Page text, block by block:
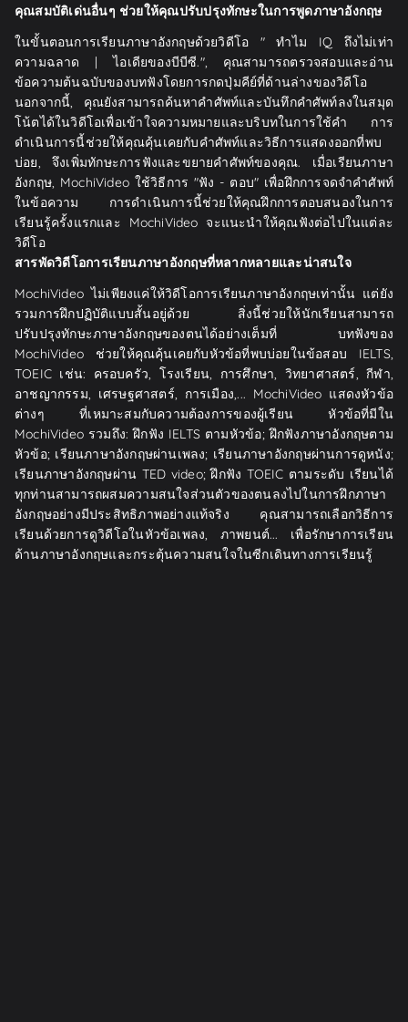
คุณสมบัติเด่นอื่นๆ ช่วยให้คุณปรับปรุงทักษะในการพูดภาษาอังกฤษ
ในขั้นตอนการเรียนภาษาอังกฤษด้วยวิดีโอ " ทำไม IQ ถึงไม่เท่า
ความฉลาด | ไอเดียของบีบีซี.", คุณสามารถตรวจสอบและอ่าน
ข้อความต้นฉบับของบทฟังโดยการกดปุ่มคีย์ที่ด้านล่างของวิดีโอ
นอกจากนี้, คุณยังสามารถค้นหาคำศัพท์และบันทึกคำศัพท์ลงในสมุด
โน้ตได้ในวิดีโอเพื่อเข้าใจความหมายและบริบทในการใช้คำ การ
ดำเนินการนี้ช่วยให้คุณคุ้นเคยกับคำศัพท์และวิธีการแสดงออกที่พบ
บ่อย, จึงเพิ่มทักษะการฟังและขยายคำศัพท์ของคุณ. เมื่อเรียนภาษา
อังกฤษ, MochiVideo ใช้วิธีการ "ฟัง - ตอบ" เพื่อฝึกการจดจำคำศัพท์
ในข้อความ การดำเนินการนี้ช่วยให้คุณฝึกการตอบสนองในการ
เรียนรู้ครั้งแรกและ MochiVideo จะแนะนำให้คุณฟังต่อไปในแต่ละ
วิดีโอ
สารพัดวิดีโอการเรียนภาษาอังกฤษที่หลากหลายและน่าสนใจ
MochiVideo ไม่เพียงแค่ให้วิดีโอการเรียนภาษาอังกฤษเท่านั้น แต่ยัง
รวมการฝึกปฏิบัติแบบสั้นอยู่ด้วย สิ่งนี้ช่วยให้นักเรียนสามารถ
ปรับปรุงทักษะภาษาอังกฤษของตนได้อย่างเต็มที่ บทฟังของ
MochiVideo ช่วยให้คุณคุ้นเคยกับหัวข้อที่พบบ่อยในข้อสอบ IELTS,
TOEIC เช่น: ครอบครัว, โรงเรียน, การศึกษา, วิทยาศาสตร์, กีฬา,
อาชญากรรม, เศรษฐศาสตร์, การเมือง,... MochiVideo แสดงหัวข้อ
ต่างๆ ที่เหมาะสมกับความต้องการของผู้เรียน หัวข้อที่มีใน
MochiVideo รวมถึง: ฝึกฟัง IELTS ตามหัวข้อ; ฝึกฟังภาษาอังกฤษตาม
หัวข้อ; เรียนภาษาอังกฤษผ่านเพลง; เรียนภาษาอังกฤษผ่านการดูหนัง;
เรียนภาษาอังกฤษผ่าน TED video; ฝึกฟัง TOEIC ตามระดับ เรียนได้
ทุกท่านสามารถผสมความสนใจส่วนตัวของตนลงไปในการฝึกภาษา
อังกฤษอย่างมีประสิทธิภาพอย่างแท้จริง คุณสามารถเลือกวิธีการ
เรียนด้วยการดูวิดีโอในหัวข้อเพลง, ภาพยนต์... เพื่อรักษาการเรียน
ด้านภาษาอังกฤษและกระตุ้นความสนใจในซีกเดินทางการเรียนรู้